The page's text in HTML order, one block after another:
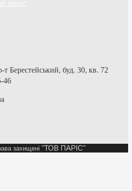
Берестейський, буд. 30, кв. 72
46
захищені "ТОВ ПАРІС"